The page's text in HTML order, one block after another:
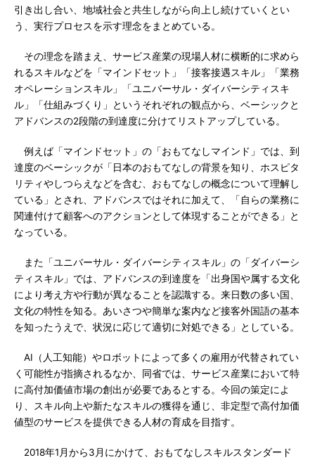
引き出し合い、地域社会と共生しながら向上し続けていくとい
う、実行プロセスを示す理念をまとめている。
その理念を踏まえ、サービス産業の現場人材に横断的に求めら
れるスキルなどを「マインドセット」「接客接遇スキル」「業務
オペレーションスキル」「ユニバーサル・ダイバーシティスキ
ル」「仕組みづくり」というそれぞれの観点から、ベーシックと
アドバンスの2段階の到達度に分けてリストアップしている。
例えば「マインドセット」の「おもてなしマインド」では、到
達度のベーシックが「日本のおもてなしの背景を知り、ホスピタ
リティやしつらえなどを含む、おもてなしの概念について理解し
ている」とされ、アドバンスではそれに加えて、「自らの業務に
関連付けて顧客へのアクションとして体現することができる」と
なっている。
また「ユニバーサル・ダイバーシティスキル」の「ダイバーシ
ティスキル」では、アドバンスの到達度を「出身国や属する文化
により考え方や行動が異なることを認識する。来日数の多い国、
文化の特性を知る。あいさつや簡単な案内など接客外国語の基本
を知ったうえで、状況に応じて適切に対処できる」としている。
AI（人工知能）やロボットによって多くの雇用が代替されてい
く可能性が指摘されるなか、同省では、サービス産業において特
に高付加価値市場の創出が必要であるとする。今回の策定によ
り、スキル向上や新たなスキルの獲得を通じ、非定型で高付加価
値型のサービスを提供できる人材の育成を目指す。
2018年1月から3月にかけて、おもてなしスキルスタンダード